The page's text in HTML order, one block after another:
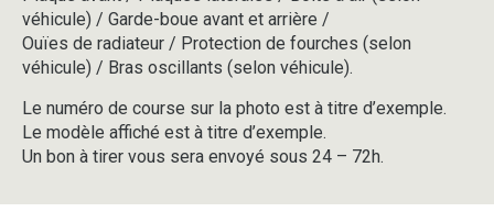
véhicule) / Garde-boue avant et arrière /
Ouïes de radiateur / Protection de fourches (selon
véhicule) / Bras oscillants (selon véhicule).
Le numéro de course sur la photo est à titre d’exemple.
Le modèle affiché est à titre d’exemple.
Un bon à tirer vous sera envoyé sous 24 – 72h.